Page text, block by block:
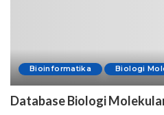
Bioinformatika Biologi
Database Biologi